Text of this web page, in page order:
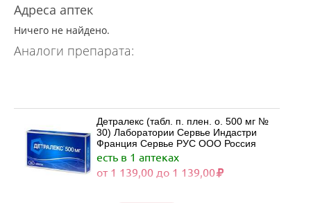
Адреса аптек
Ничего не найдено.
Аналоги препарата:
Детралекс (табл. п. плен. о. 500 мг №
30) Лаборатории Сервье Индастри
Франция Сервье РУС ООО Россия
есть в 1 аптеках
от 1 139,00 до 1 139,00